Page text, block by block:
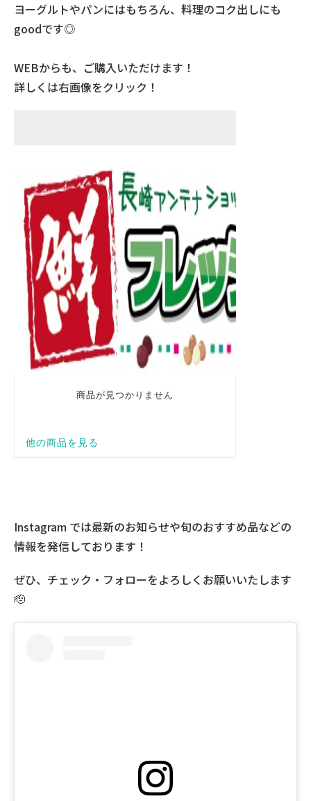
ヨーグルトやパンにはもちろん、料理のコク出しにも
goodです◎
WEBからも、ご購入いただけます！
詳しくは右画像をクリック！
Instagram では最新のお知らせや旬のおすすめ品などの
情報を発信しております！
ぜひ、チェック・フォローをよろしくお願いいたします
🫡